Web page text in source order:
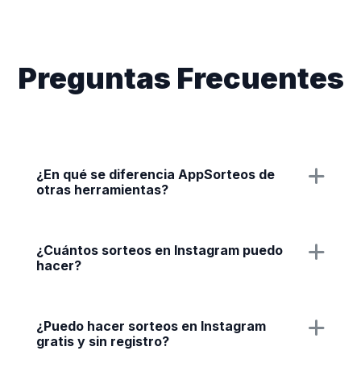
Preguntas Frecuentes
¿En qué se diferencia AppSorteos de
otras herramientas?
¿Cuántos sorteos en Instagram puedo
hacer?
¿Puedo hacer sorteos en Instagram
gratis y sin registro?